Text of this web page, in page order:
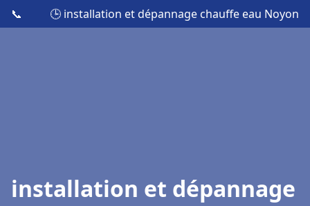
📞 🕒 installation et dépannage chauffe eau Noyon
installation et dépannage